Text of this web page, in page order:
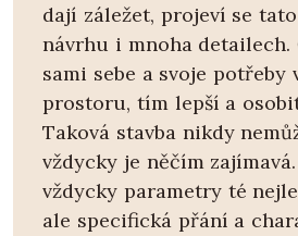
dají záležet, projeví se
návrhu i mnoha detailech.
sami sebe a svoje potřeby
prostoru, tím lepší a
Taková stavba nikdy
vždycky je něčím
vždycky parametry té
ale specifická přání a